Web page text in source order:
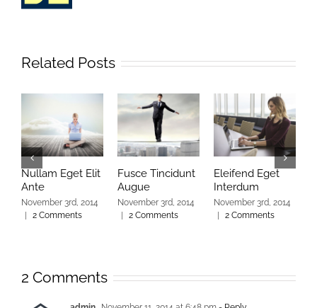
Related Posts
Nullam Eget Elit
Ante
November 3rd, 2014
|
2 Comments
Fusce Tincidunt
Augue
November 3rd, 2014
|
2 Comments
Eleifend Eget
Interdum
November 3rd, 2014
|
2 Comments
2 Comments